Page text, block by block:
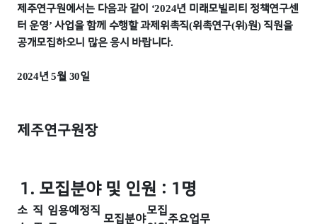
제주연구원에서는 다음과 같이 ‘2024년 미래모빌리티 정책연구센
터 운영’ 사업을 함께 수행할과제위촉직(위촉연구(위)원) 직원을
공개모집하오니 많은 응시 바랍니다.
2024년5월 30일
제주연구원장
1. 모집분야 및 인원 : 1명
소 직 임용예정직
모집분야
모집
주요업무